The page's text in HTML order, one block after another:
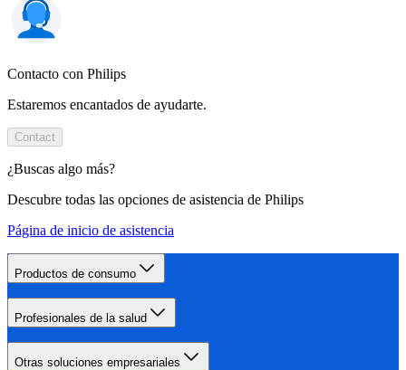
Contacto con Philips
Estaremos encantados de ayudarte.
Contact
¿Buscas algo más?
Descubre todas las opciones de asistencia de Philips
Página de inicio de asistencia
Productos de consumo
Profesionales de la salud
Otras soluciones empresariales